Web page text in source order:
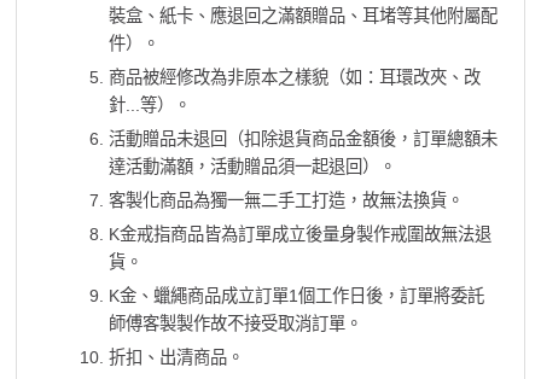
裝盒、紙卡、應退回之滿額贈品、耳堵等其他附屬配
件）。
商品被經修改為非原本之樣貌（如：耳環改夾、改
針...等）。
活動贈品未退回（扣除退貨商品金額後，訂單總額未
達活動滿額，活動贈品須一起退回）。
客製化商品為獨一無二手工打造，故無法換貨。
K金戒指商品皆為訂單成立後量身製作戒圍故無法退
貨。
K金、蠟繩商品成立訂單1個工作日後，訂單將委託
師傅客製製作故不接受取消訂單。
折扣、出清商品。